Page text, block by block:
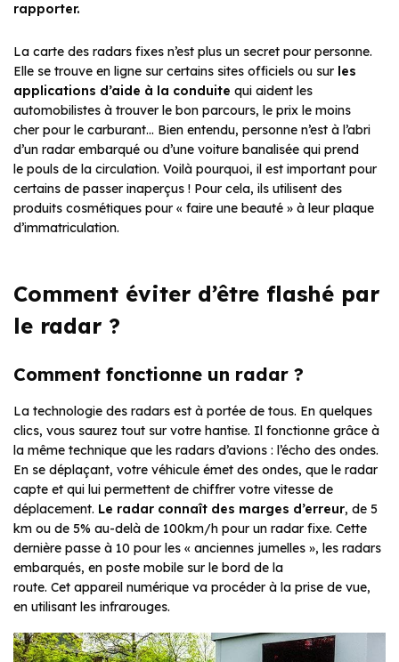
rapporter.
La carte des radars fixes n’est plus un secret pour personne.
Elle se trouve en ligne sur certains sites officiels ou sur les
applications d’aide à la conduite qui aident les
automobilistes à trouver le bon parcours, le prix le moins
cher pour le carburant… Bien entendu, personne n’est à l’abri
d’un radar embarqué ou d’une voiture banalisée qui prend
le pouls de la circulation. Voilà pourquoi, il est important pour
certains de passer inaperçus ! Pour cela, ils utilisent des
produits cosmétiques pour « faire une beauté » à leur plaque
d’immatriculation.
Comment éviter d’être flashé par
le radar ?
Comment fonctionne un radar ?
La technologie des radars est à portée de tous. En quelques
clics, vous saurez tout sur votre hantise. Il fonctionne grâce à
la même technique que les radars d’avions : l’écho des ondes.
En se déplaçant, votre véhicule émet des ondes, que le radar
capte et qui lui permettent de chiffrer votre vitesse de
déplacement. Le radar connaît des marges d’erreur, de 5
km ou de 5% au-delà de 100km/h pour un radar fixe. Cette
dernière passe à 10 pour les « anciennes jumelles », les radars
embarqués, en poste mobile sur le bord de la
route. Cet appareil numérique va procéder à la prise de vue,
en utilisant les infrarouges.